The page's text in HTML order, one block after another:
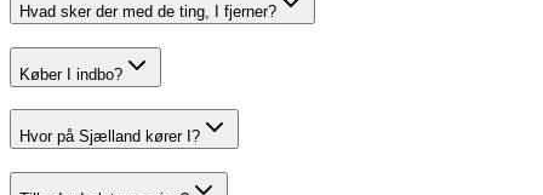
Hvad sker der med de ting, I fjerner?
Køber I indbo?
Hvor på Sjælland kører I?